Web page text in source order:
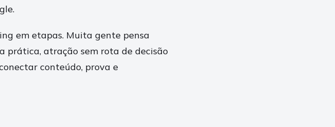
em etapas. Muita gente pensa
prática, atração sem rota de decisão
conteúdo, prova e